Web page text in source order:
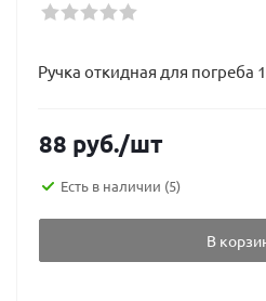
Ручка откидная для погреба
88 руб./шт
Есть в наличии (5)
В